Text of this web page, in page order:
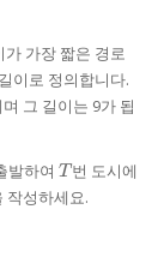
가장 짧은 경로
이로 정의합니다.
그 길이는 9가 됩
발하여 T
T 번 도시에
작성하세요.